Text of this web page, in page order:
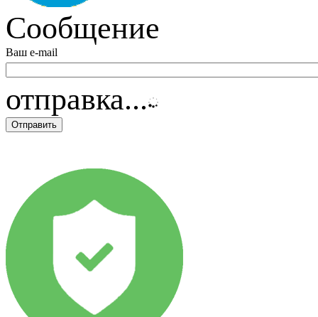
Сообщение
Ваш e-mail
отправка...